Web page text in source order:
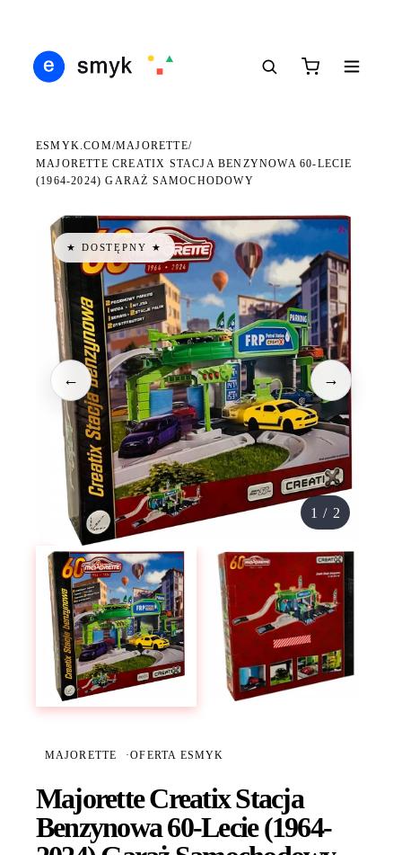
ESMYK.COM/MAJORETTE/
MAJORETTE CREATIX STACJA BENZYNOWA 60-LECIE
(1964-2024) GARAŻ SAMOCHODOWY
★ DOSTĘPNY ★
← →
1 / 2
MAJORETTE ·OFERTA ESMYK
Majorette Creatix Stacja
Benzynowa 60-Lecie (1964-